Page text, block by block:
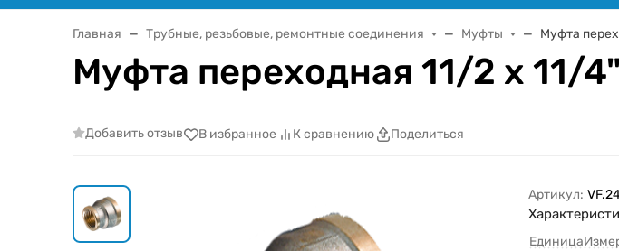
Главная Трубные, резьбовые, ремонтные соединения Муфты Муфта
Муфта переходная 11/2 х 11/
Добавить отзыв В избранное К сравнению Поделиться
Артикул: